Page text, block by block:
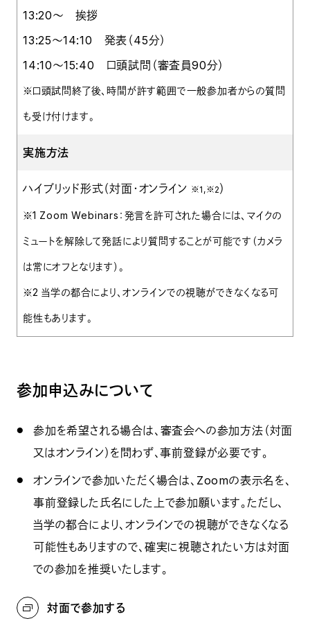
13:20～ 挨拶
13:25～14:10 発表（45分）
14:10～15:40 口頭試問（審査員90分）
※口頭試問終了後、時間が許す範囲で一般参加者からの質問
も受け付けます。
実施方法
ハイブリッド形式（対面・オンライン ※1,※2）
※1 Zoom Webinars：発言を許可された場合には、マイクの
ミュートを解除して発話により質問することが可能です（カメラ
は常にオフとなります）。
※2 当学の都合により、オンラインでの視聴ができなくなる可
能性もあります。
参加申込みについて
参加を希望される場合は、審査会への参加方法（対面
又はオンライン）を問わず、事前登録が必要です。
オンラインで参加いただく場合は、Zoomの表示名を、
事前登録した氏名にした上で参加願います。ただし、
当学の都合により、オンラインでの視聴ができなくなる
可能性もありますので、確実に視聴されたい方は対面
での参加を推奨いたします。
対面で参加する